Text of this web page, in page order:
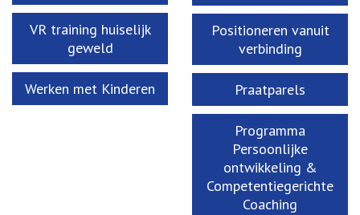
VR training huiselijk
geweld
Werken met Kinderen
Positioneren vanuit
verbinding
Praatparels
Programma
Persoonlijke
ontwikkeling &
Competentiegerichte
Coaching